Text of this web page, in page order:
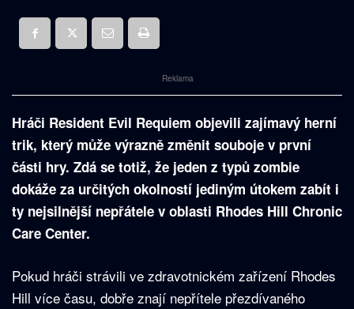
Reklama
Hráči Resident Evil Requiem objevili zajímavý herní
trik, který může výrazně změnit souboje v první
části hry. Zdá se totiž, že jeden z typů zombie
dokáže za určitých okolností jediným útokem zabít i
ty nejsilnější nepřátele v oblasti Rhodes Hill Chronic
Care Center.
Pokud hráči strávili ve zdravotnickém zařízení Rhodes
Hill více času, dobře znají nepřítele přezdívaného